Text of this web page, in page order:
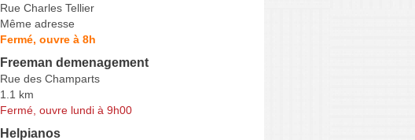
Rue Charles Tellier
Même adresse
Fermé, ouvre à 8h
Freeman demenagement
Rue des Champarts
1.1 km
Fermé, ouvre lundi à 9h00
Helpianos